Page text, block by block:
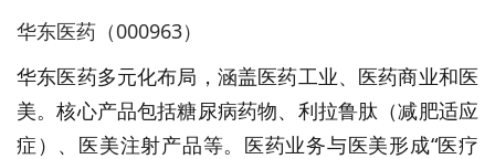
华东医药（000963）
华东医药多元化布局，涵盖医药工业、医药商业和医
美。核心产品包括糖尿病药物、利拉鲁肽（减肥适应
症）、医美注射产品等。医药业务与医美形成“医疗